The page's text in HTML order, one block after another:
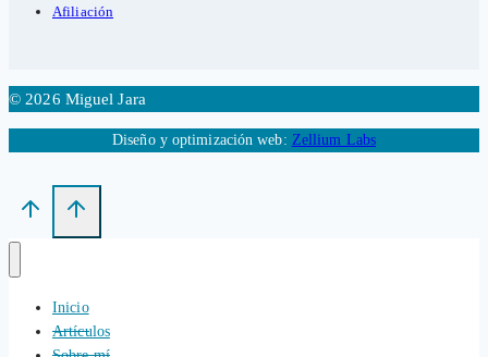
Afiliación
© 2026 Miguel Jara
Diseño y optimización web: Zellium Labs
Inicio
Artículos